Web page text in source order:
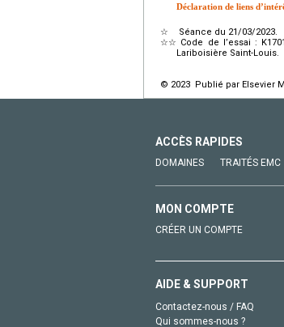
Déclaration de liens
☆
Séance du 21/03/2023.
☆☆ Code de l’essai :
Lariboisière Saint-Louis.
© 2023 Publié par Elsevier
ACCÈS RAPIDES
DOMAINES TRAITÉS EMC
MON COMPTE
CRÉER UN COMPTE
AIDE & SUPPORT
Contactez-nous / FAQ
Qui sommes-nous ?